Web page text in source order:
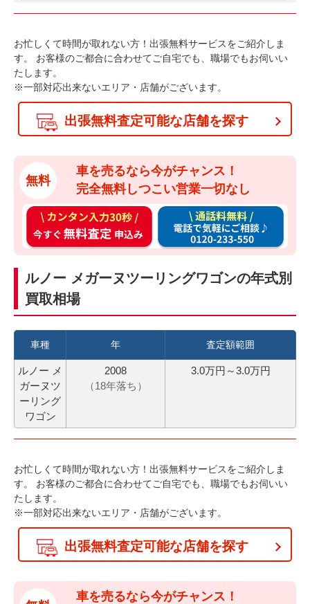
お忙しくて時間が取れない方！出張無料サービスをご紹介しま
す。
お客様のご都合に合わせてご自宅でも、職場でもお伺いい
たします。
※一部対応出来ないエリア・店舗がございます。
出張無料査定可能な店舗を探す
無料
車を売るなら今がチャンス！
完全無料しつこい営業一切なし
カ
ン
タ
入
力
秒
今
す
ぐ
無
査
定
申
込
通
料
料
で
ご
談
ルノー メガーヌツーリングワゴンの年式別
買取相場
車種 年 査定額範囲
ルノー メ
ガーヌツ
ーリング
ワゴン
2008
（18年落ち）
3.0万円～3.0万円
お忙しくて時間が取れない方！出張無料サービスをご紹介しま
す。
お客様のご都合に合わせてご自宅でも、職場でもお伺いい
たします。
※一部対応出来ないエリア・店舗がございます。
出張無料査定可能な店舗を探す
車を売るなら今がチャンス！